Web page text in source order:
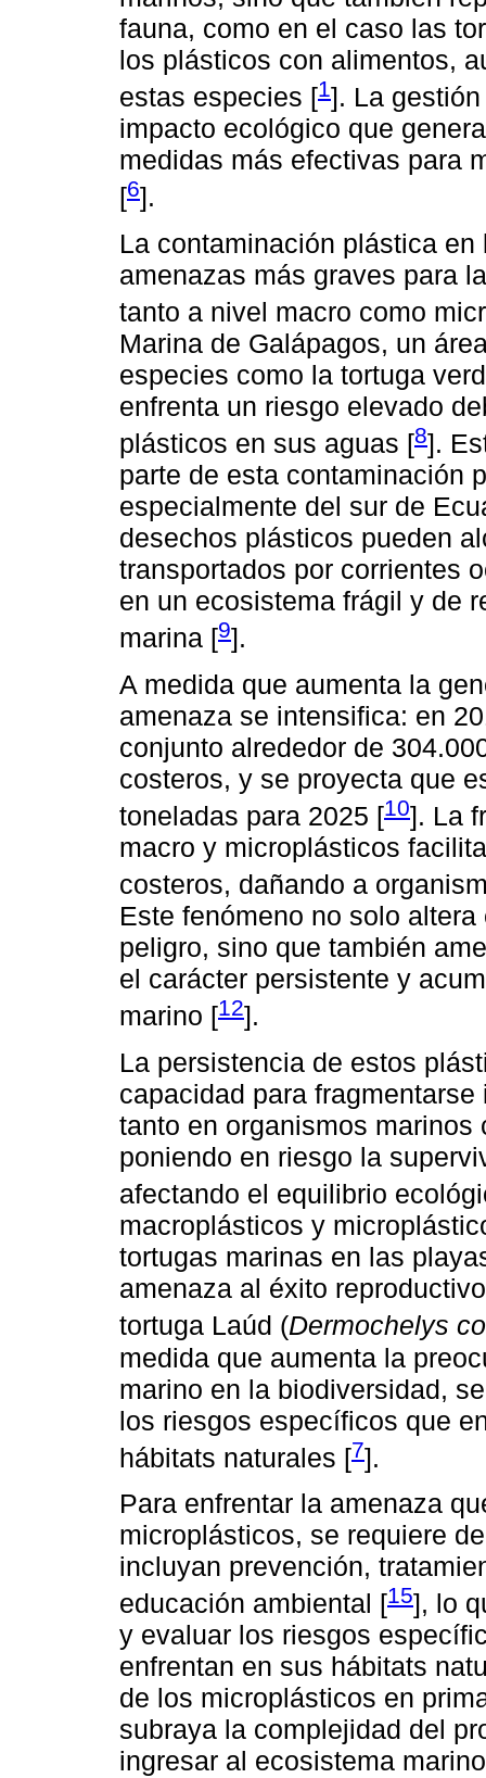
fauna, como en el caso las
los plásticos con alimentos,
estas especies [1]. La
impacto ecológico que
medidas más efectivas para
[6].
La contaminación plástica
amenazas más graves para
tanto a nivel macro como
Marina de Galápagos, un
especies como la tortuga
enfrenta un riesgo elevado
plásticos en sus aguas [8].
parte de esta contaminación
especialmente del sur de
desechos plásticos pueden
transportados por corrientes
en un ecosistema frágil y de
marina [9].
A medida que aumenta la
amenaza se intensifica: en
conjunto alrededor de
costeros, y se proyecta que
toneladas para 2025 [10]. La
macro y microplásticos
costeros, dañando a
Este fenómeno no solo
peligro, sino que también
el carácter persistente y
marino [12].
La persistencia de estos
capacidad para
tanto en organismos
poniendo en riesgo la
afectando el equilibrio
macroplásticos y
tortugas marinas en las
amenaza al éxito
tortuga Laúd (Dermochelys
medida que aumenta la
marino en la biodiversidad,
los riesgos específicos que
hábitats naturales [7].
Para enfrentar la amenaza
microplásticos, se requiere
incluyan prevención,
educación ambiental [15], lo
y evaluar los riesgos
enfrentan en sus hábitats
de los microplásticos en
subraya la complejidad del
ingresar al ecosistema